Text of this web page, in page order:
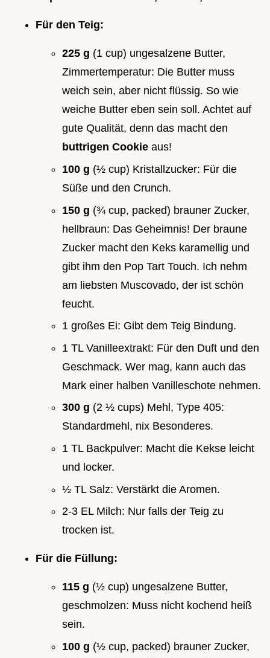
Für den Teig:
225 g (1 cup) ungesalzene Butter,
Zimmertemperatur: Die Butter muss
weich sein, aber nicht flüssig. So wie
weiche Butter eben sein soll. Achtet auf
gute Qualität, denn das macht den
buttrigen Cookie aus!
100 g (½ cup) Kristallzucker: Für die
Süße und den Crunch.
150 g (¾ cup, packed) brauner Zucker,
hellbraun: Das Geheimnis! Der braune
Zucker macht den Keks karamellig und
gibt ihm den Pop Tart Touch. Ich nehm
am liebsten Muscovado, der ist schön
feucht.
1 großes Ei: Gibt dem Teig Bindung.
1 TL Vanilleextrakt: Für den Duft und den
Geschmack. Wer mag, kann auch das
Mark einer halben Vanilleschote nehmen.
300 g (2 ½ cups) Mehl, Type 405:
Standardmehl, nix Besonderes.
1 TL Backpulver: Macht die Kekse leicht
und locker.
½ TL Salz: Verstärkt die Aromen.
2-3 EL Milch: Nur falls der Teig zu
trocken ist.
Für die Füllung:
115 g (½ cup) ungesalzene Butter,
geschmolzen: Muss nicht kochend heiß
sein.
100 g (½ cup, packed) brauner Zucker,